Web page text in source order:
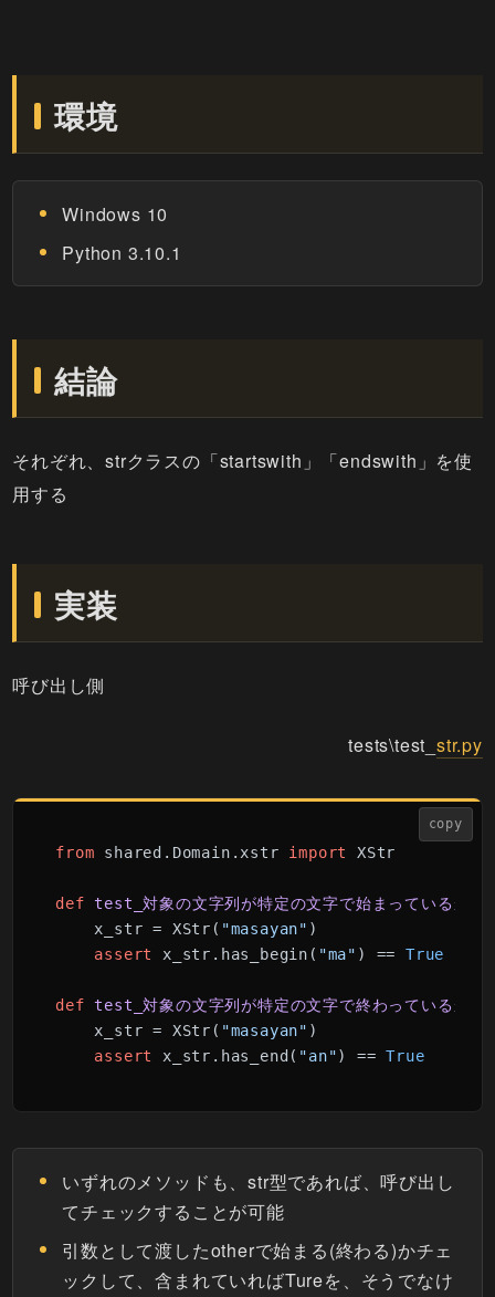
環境
Windows 10
Python 3.10.1
結論
それぞれ、strクラスの「startswith」「endswith」を使
用する
実装
呼び出し側
tests\test_ str.py
copy
from shared.Domain.xstr import XStr
def test_対象の文字列が特定の文字で始まっているかチ
x_str = XStr( "masayan" )
assert
x_str.has_begin( "ma" ) == True
def test_対象の文字列が特定の文字で終わっているかチ
x_str = XStr( "masayan" )
assert
x_str.has_end( "an") == True
いずれのメソッドも、str型であれば、呼び出し
てチェックすることが可能
引数として渡したotherで始まる(終わる)かチェ
ックして、含まれていればTureを、そうでなけ